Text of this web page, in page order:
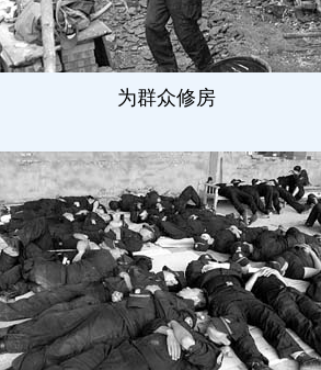
为群众修房